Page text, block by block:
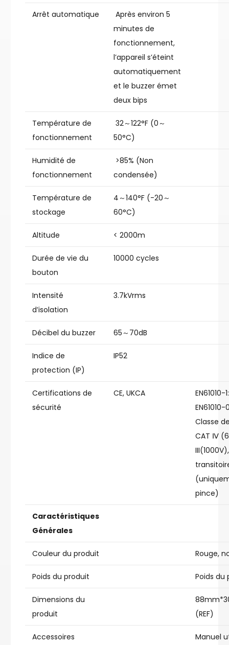
Arrêt automatique
Après environ 5
minutes de
fonctionnement,
l’appareil s’éteint
automatiquement
et le buzzer émet
deux bips
Température de
fonctionnement
32～122°F (0～
50°C)
Humidité de
fonctionnement
>85% (Non
condensée)
Température de
stockage
4～140°F (-20～
60°C)
Altitude < 2000m
Durée de vie du
bouton
10000 cycles
Intensité
d’isolation
3.7kVrms
Décibel du buzzer 65～70dB
Indice de
protection (IP)
IP52
Certifications de
sécurité
CE, UKCA
EN61010-
Classe
CAT Ⅳ
pince)
Caractéristiques
Générales
Couleur du produit Rouge,
Poids du produit Poids du
Dimensions du
produit
(REF)
Accessoires
Manuel